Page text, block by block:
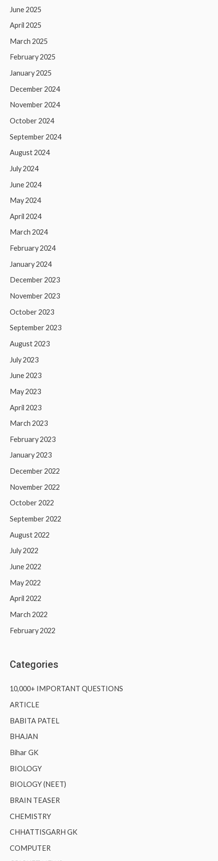
June 2025
April 2025
March 2025
February 2025
January 2025
December 2024
November 2024
October 2024
September 2024
August 2024
July 2024
June 2024
May 2024
April 2024
March 2024
February 2024
January 2024
December 2023
November 2023
October 2023
September 2023
August 2023
July 2023
June 2023
May 2023
April 2023
March 2023
February 2023
January 2023
December 2022
November 2022
October 2022
September 2022
August 2022
July 2022
June 2022
May 2022
April 2022
March 2022
February 2022
Categories
10,000+ IMPORTANT QUESTIONS
ARTICLE
BABITA PATEL
BHAJAN
Bihar GK
BIOLOGY
BIOLOGY (NEET)
BRAIN TEASER
CHEMISTRY
CHHATTISGARH GK
COMPUTER